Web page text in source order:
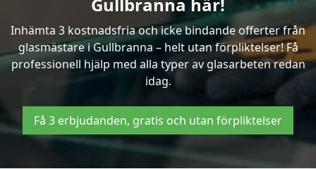
Inhämta 3 kostnadsfria och icke bindande offerter från
glasmästare i Gullbranna – helt utan förpliktelser! Få
professionell hjälp med alla typer av glasarbeten redan
idag.
Få 3 erbjudanden, gratis och utan förpliktelser